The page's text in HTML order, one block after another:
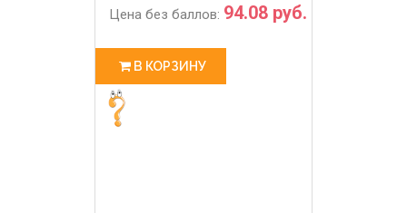
Цена без баллов: 94.08 руб.
В КОРЗИНУ